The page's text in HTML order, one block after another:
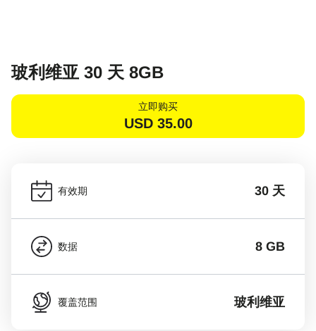
玻利维亚 30 天 8GB
立即购买
USD 35.00
有效期 30 天
数据 8 GB
覆盖范围 玻利维亚